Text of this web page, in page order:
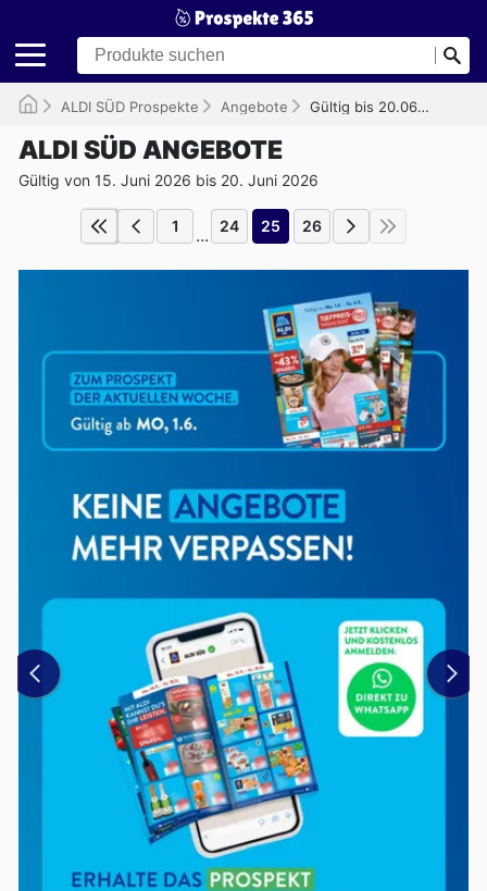
ALDI SÜD Prospekte Angebote Gültig bis 20.06.2026
ALDI SÜD ANGEBOTE
Gültig von 15. Juni 2026 bis 20. Juni 2026
1 ... 24 25 26